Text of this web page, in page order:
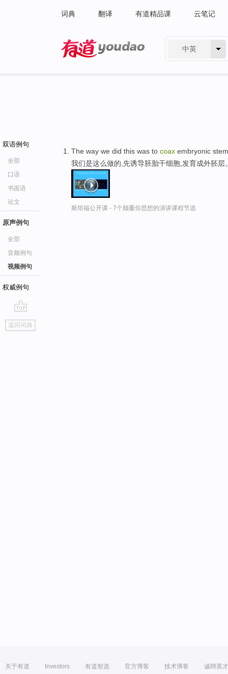
词典 翻译 有道精品课 云笔记
中英
双语例句
全部
口语
书面语
论文
原声例句
全部
音频例句
视频例句
权威例句
go
top
返回词典
The way we did this was to coax embryonic
我们是这么做的,先诱导胚胎干细胞,发育成外胚层
斯坦福公开课 - 7个颠覆你思想的演讲课程节选
关于有道 Investors 有道智选 官方博客 技术博客 诚聘英才